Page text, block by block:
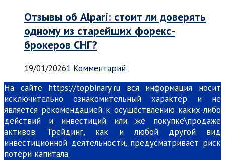
Отзывы об Alpari: стоит ли доверять
одному из старейших форекс-
брокеров СНГ?
19/01/20261 Комментарий
На сайте https://topbinary.ru вся информация носит
исключительно ознакомительный характер и не
является рекомендацией к осуществлению каких-либо
действий и инвестиций или же покупке\продаже
активов. Трейдинг, как и любой другой вид
инвестиционной деятельности, предусматривает риск
потери капитала.